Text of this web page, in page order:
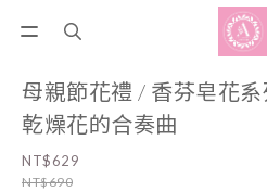
母親節花禮 / 香芬皂花
乾燥花的合奏曲
NT$629
NT$690